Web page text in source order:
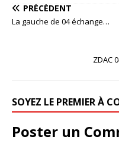
PRÉCÉDENT
La gauche de 04 échange…
ZDAC
SOYEZ LE PREMIER À
Poster un